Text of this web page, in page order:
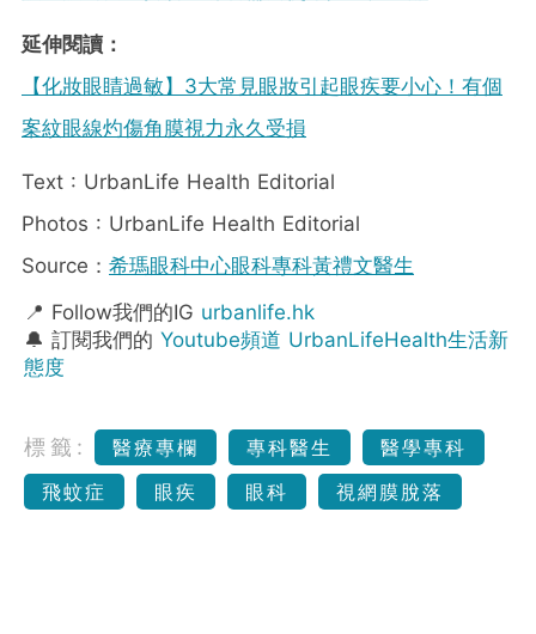
延伸閱讀：
【化妝眼睛過敏】3大常見眼妝引起眼疾要小心！有個
案紋眼線灼傷角膜視力永久受損
Text : UrbanLife Health Editorial
Photos : UrbanLife Health Editorial
Source： 希瑪眼科中心眼科專科黃禮文醫生
📍 Follow我們的IG urbanlife.hk
🔔 訂閱我們的 Youtube頻道 UrbanLifeHealth生活新
態度
標籤: 醫療專欄 專科醫生
醫學專科
飛蚊症
眼疾 眼科 視網膜脫落